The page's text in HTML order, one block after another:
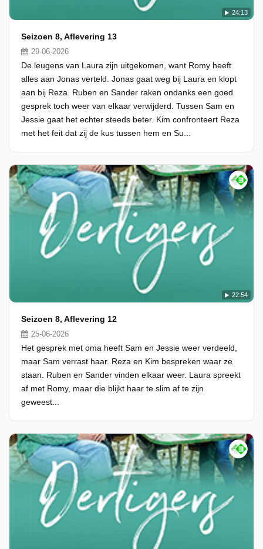
24:13
Seizoen 8, Aflevering 13
29-06-2026
De leugens van Laura zijn uitgekomen, want Romy heeft
alles aan Jonas verteld. Jonas gaat weg bij Laura en klopt
aan bij Reza. Ruben en Sander raken ondanks een goed
gesprek toch weer van elkaar verwijderd. Tussen Sam en
Jessie gaat het echter steeds beter. Kim confronteert Reza
met het feit dat zij de kus tussen hem en Su...
22:54
Seizoen 8, Aflevering 12
25-06-2026
Het gesprek met oma heeft Sam en Jessie weer verdeeld,
maar Sam verrast haar. Reza en Kim bespreken waar ze
staan. Ruben en Sander vinden elkaar weer. Laura spreekt
af met Romy, maar die blijkt haar te slim af te zijn
geweest...